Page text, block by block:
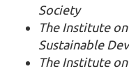
Society
The Institute on
Sustainable
The Institute